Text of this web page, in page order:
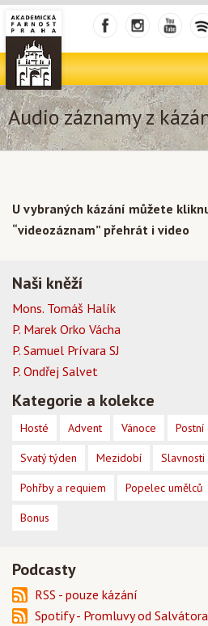
Audio záznamy z
U vybraných kázání můžete
“videozáznam” přehrát i video
Naši kněží
Mons. Tomáš Halík
P. Marek Orko Vácha
P. Samuel Prívara SJ
P. Ondřej Salvet
Kategorie a kolekce
Hosté Advent Vánoce Postní
Svatý týden Mezidobí Slavnosti
Pohřby a requiem Popelec umělců
Bonus
Podcasty
RSS - pouze kázání
Spotify - Promluvy od Salvátora